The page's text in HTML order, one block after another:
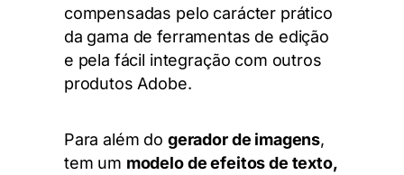
compensadas pelo carácter prático
da gama de ferramentas de edição
e pela fácil integração com outros
produtos Adobe.
Para além do gerador de imagens,
tem um modelo de efeitos de texto,